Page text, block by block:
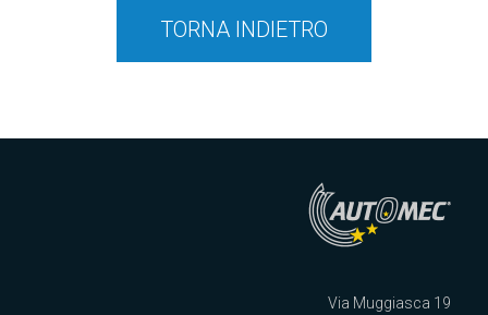
TORNA INDIETRO
Via Muggiasca 19